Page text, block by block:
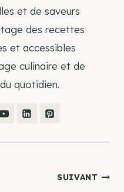
et de saveurs
des recettes
et accessibles
culinaire et de
quotidien.
SUIVANT